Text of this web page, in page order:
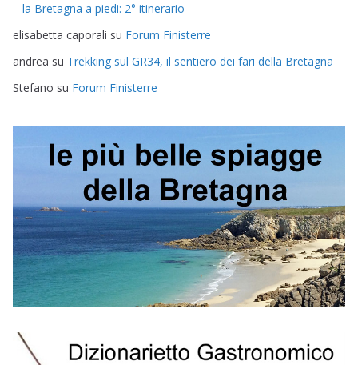
– la Bretagna a piedi: 2° itinerario
elisabetta caporali su Forum Finisterre
andrea su Trekking sul GR34, il sentiero dei fari della Bretagna
Stefano su Forum Finisterre